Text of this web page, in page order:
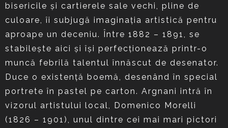
bisericile şi cartierele sale vechi, pline de
culoare, îi subjugă imaginaţia artistică pentru
aproape un deceniu. Între 1882 – 1891, se
stabileşte aici şi îşi perfecţionează printr-o
muncă febrilă talentul înnăscut de desenator.
Duce o existenţă boemă, desenând în special
portrete în pastel pe carton. Argnani intră în
vizorul artistului local, Domenico Morelli
(1826 – 1901), unul dintre cei mai mari pictori